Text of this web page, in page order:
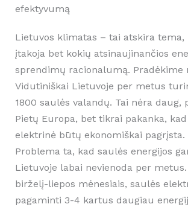
efektyvumą
Lietuvos klimatas – tai atskira tema,
įtakoja bet kokių atsinaujinančios
sprendimų racionalumą. Pradėkime
Vidutiniškai Lietuvoje per metus
1800 saulės valandų. Tai nėra daug,
Pietų Europa, bet tikrai pakanka,
elektrinė būtų ekonomiškai pagrįsta.
Problema ta, kad saulės energijos
Lietuvoje labai nevienoda per metus.
birželį-liepos mėnesiais, saulės
pagaminti 3-4 kartus daugiau